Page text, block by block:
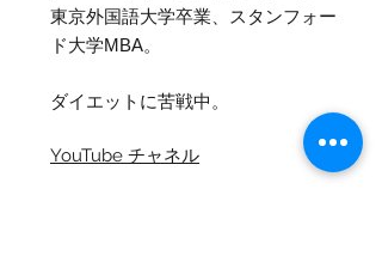
東京外国語大学卒業、スタンフォー
ド大学MBA。
ダイエットに苦戦中。
YouTube チャネル